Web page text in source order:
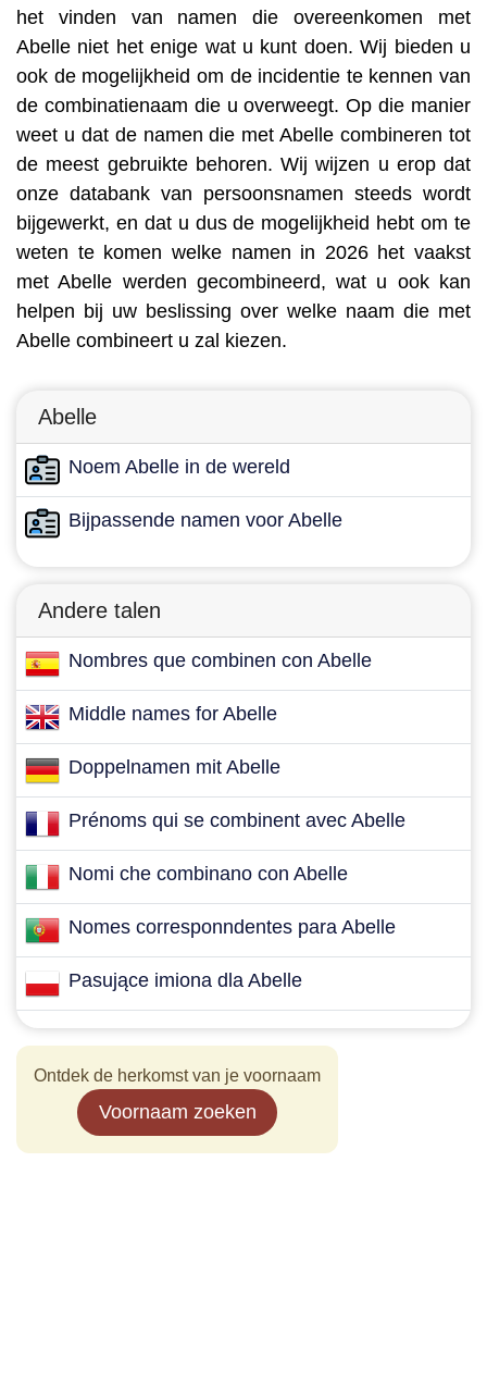
het vinden van namen die overeenkomen met
Abelle niet het enige wat u kunt doen. Wij bieden u
ook de mogelijkheid om de incidentie te kennen van
de combinatienaam die u overweegt. Op die manier
weet u dat de namen die met Abelle combineren tot
de meest gebruikte behoren. Wij wijzen u erop dat
onze databank van persoonsnamen steeds wordt
bijgewerkt, en dat u dus de mogelijkheid hebt om te
weten te komen welke namen in 2026 het vaakst
met Abelle werden gecombineerd, wat u ook kan
helpen bij uw beslissing over welke naam die met
Abelle combineert u zal kiezen.
Abelle
Noem Abelle in de wereld
Bijpassende namen voor Abelle
Andere talen
Nombres que combinen con Abelle
Middle names for Abelle
Doppelnamen mit Abelle
Prénoms qui se combinent avec Abelle
Nomi che combinano con Abelle
Nomes corresponndentes para Abelle
Pasujące imiona dla Abelle
Ontdek de herkomst van je voornaam
Voornaam zoeken